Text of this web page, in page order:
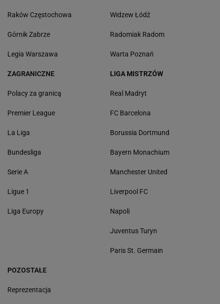
Raków Częstochowa
Górnik Zabrze
Legia Warszawa
Widzew Łódź
Radomiak Radom
Warta Poznań
ZAGRANICZNE
Polacy za granicą
Premier League
La Liga
Bundesliga
Serie A
Ligue 1
Liga Europy
LIGA MISTRZÓW
Real Madryt
FC Barcelona
Borussia Dortmund
Bayern Monachium
Manchester United
Liverpool FC
Napoli
Juventus Turyn
Paris St. Germain
POZOSTAŁE
Reprezentacja